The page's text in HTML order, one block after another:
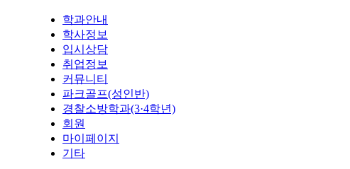
학과안내
학사정보
입시상담
취업정보
커뮤니티
파크골프(성인반)
경찰소방학과(3·4학년)
회원
마이페이지
기타